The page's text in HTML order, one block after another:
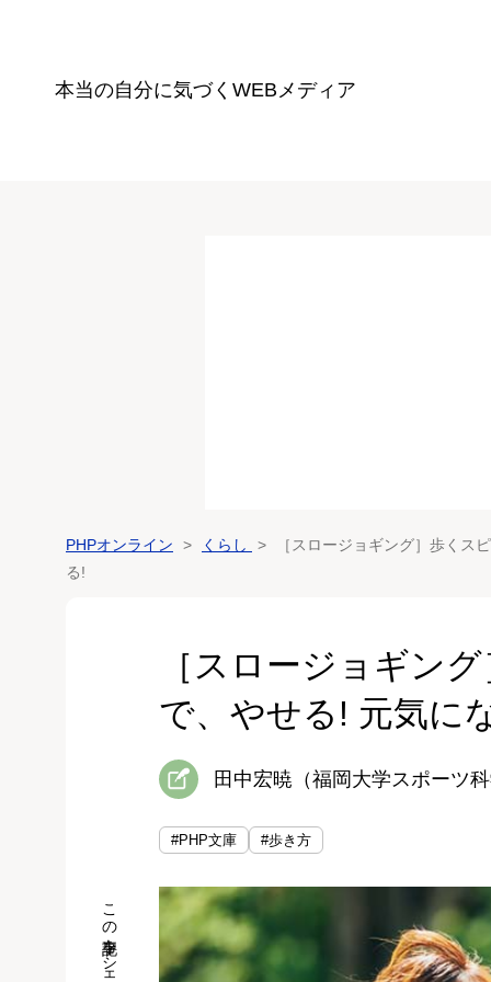
本当の自分に気づく WEBメディア
PHPオンライン くらし
［スロージョギング］歩くス
る!
［スロージョギン
で、やせる! 元気に
田中宏暁（福岡大学スポーツ
#PHP文庫 #歩き方
この記事をシェア